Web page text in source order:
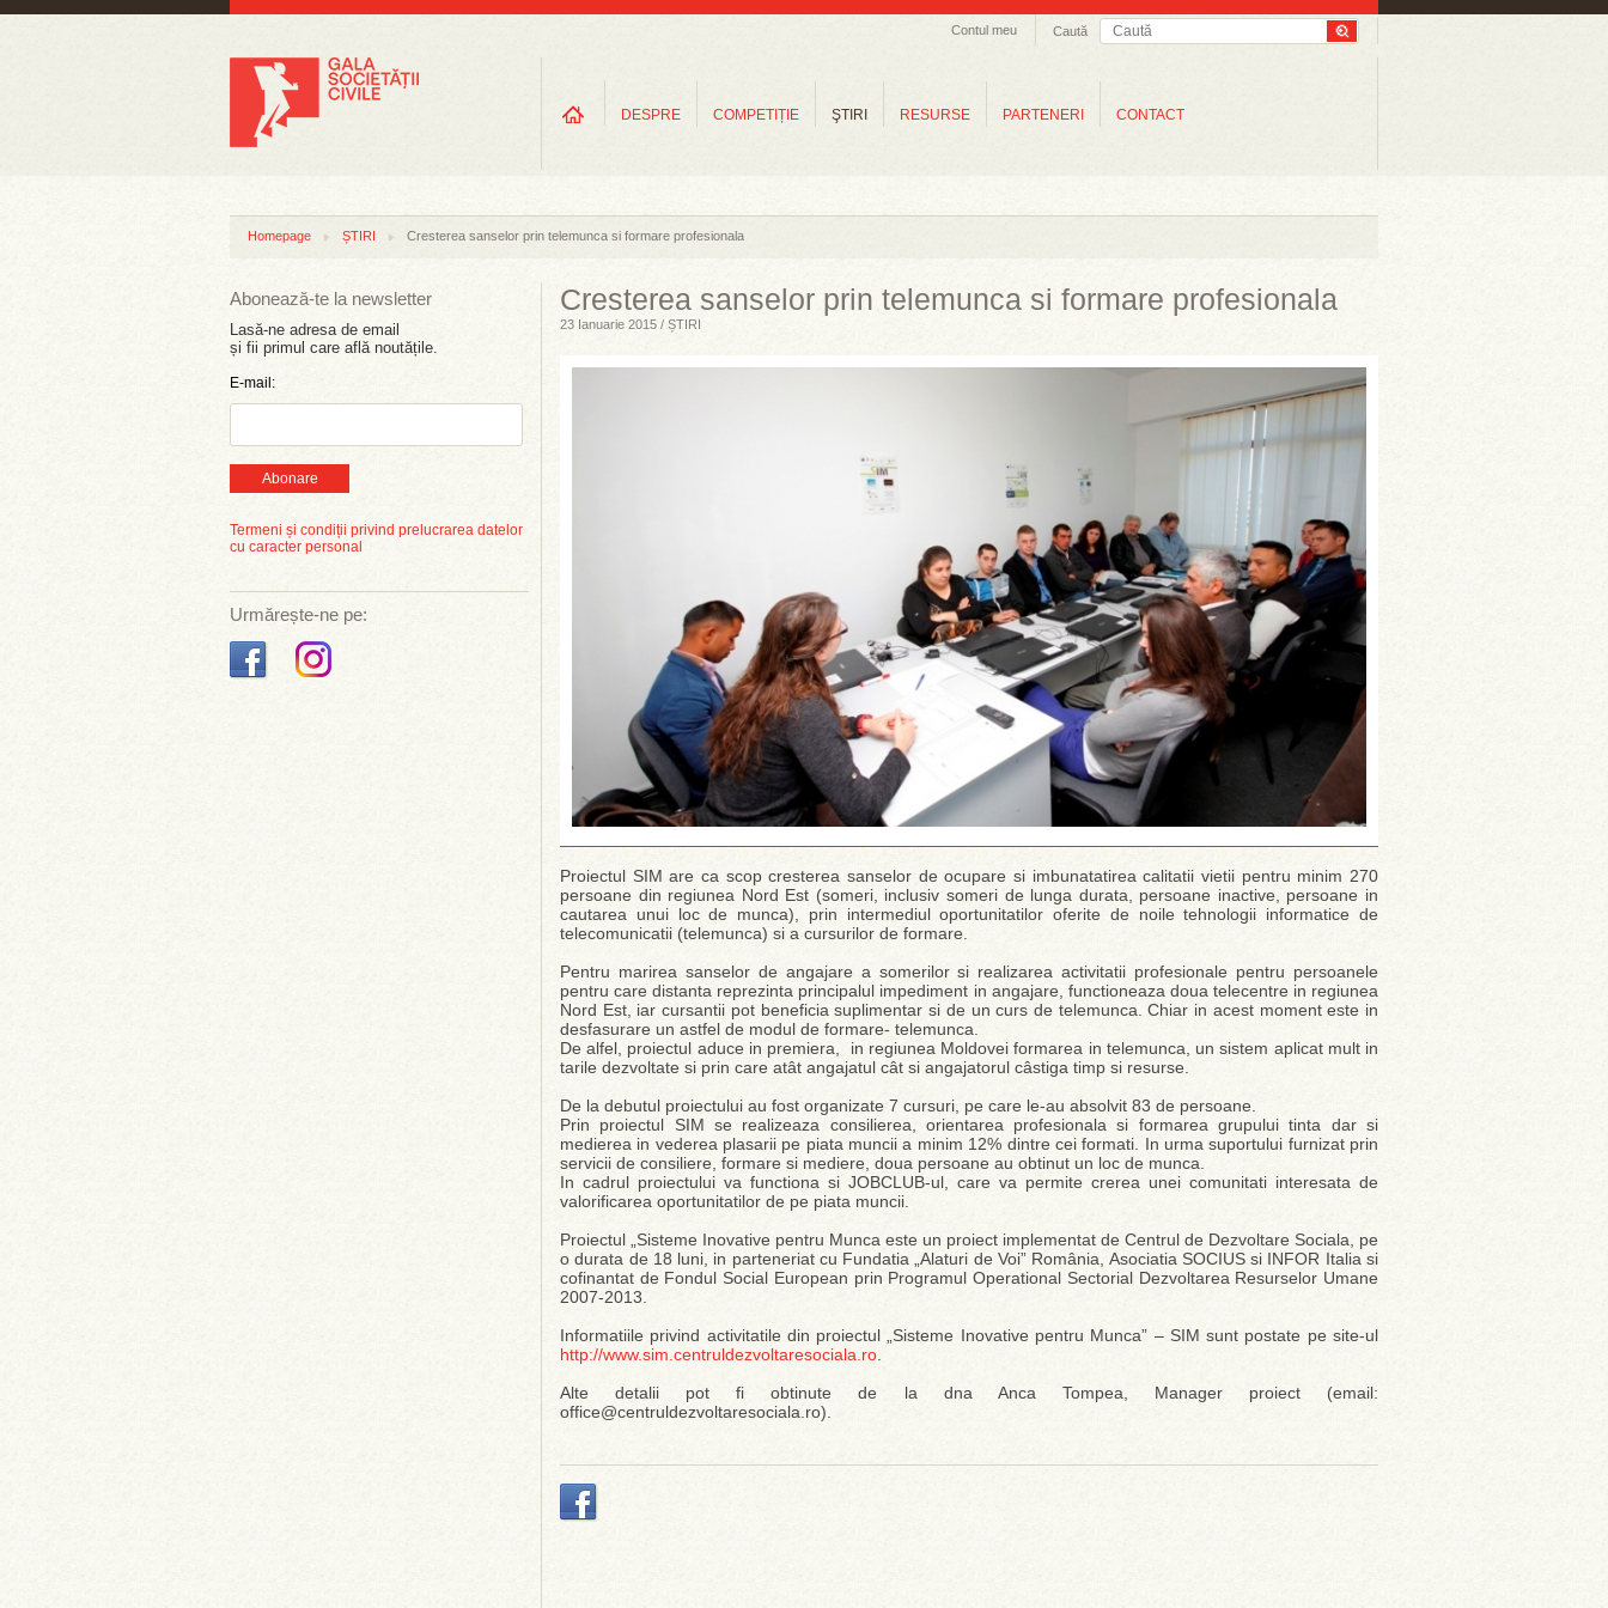
Caută
Contul meu
DESPRE COMPETIȚIE ŞTIRI RESURSE PARTENERI CONTACT
Homepage ȘTIRI Cresterea sanselor prin telemunca si formare profesionala
Abonează-te la newsletter
Lasă-ne adresa de email
și fii primul care află noutățile.
E-mail:
Abonare
Termeni și condiții privind prelucrarea datelor
cu caracter personal
Urmărește-ne pe:
Cresterea sanselor prin telemunca si formare profesionala
23 Ianuarie 2015 / ȘTIRI
Proiectul SIM are ca scop cresterea sanselor de ocupare si imbunatatirea calitatii vietii pentru minim 270
persoane din regiunea Nord Est (someri, inclusiv someri de lunga durata, persoane inactive, persoane in
cautarea unui loc de munca), prin intermediul oportunitatilor oferite de noile tehnologii informatice de
telecomunicatii (telemunca) si a cursurilor de formare.
Pentru marirea sanselor de angajare a somerilor si realizarea activitatii profesionale pentru persoanele
pentru care distanta reprezinta principalul impediment in angajare, functioneaza doua telecentre in regiunea
Nord Est, iar cursantii pot beneficia suplimentar si de un curs de telemunca. Chiar in acest moment este in
desfasurare un astfel de modul de formare- telemunca.
De alfel, proiectul aduce in premiera, in regiunea Moldovei formarea in telemunca, un sistem aplicat mult in
tarile dezvoltate si prin care atât angajatul cât si angajatorul câstiga timp si resurse.
De la debutul proiectului au fost organizate 7 cursuri, pe care le-au absolvit 83 de persoane.
Prin proiectul SIM se realizeaza consilierea, orientarea profesionala si formarea grupului tinta dar si
medierea in vederea plasarii pe piata muncii a minim 12% dintre cei formati. In urma suportului furnizat prin
servicii de consiliere, formare si mediere, doua persoane au obtinut un loc de munca.
In cadrul proiectului va functiona si JOBCLUB-ul, care va permite crerea unei comunitati interesata de
valorificarea oportunitatilor de pe piata muncii.
Proiectul „Sisteme Inovative pentru Munca este un proiect implementat de Centrul de Dezvoltare Sociala, pe
o durata de 18 luni, in parteneriat cu Fundatia „Alaturi de Voi” România, Asociatia SOCIUS si INFOR Italia si
cofinantat de Fondul Social European prin Programul Operational Sectorial Dezvoltarea Resurselor Umane
2007-2013.
Informatiile privind activitatile din proiectul „Sisteme Inovative pentru Munca” – SIM sunt postate pe site-ul
http://www.sim.centruldezvoltaresociala.ro
Alte detalii pot fi obtinute de la dna Anca Tompea, Manager proiect (email:
office@centruldezvoltaresociala.ro).